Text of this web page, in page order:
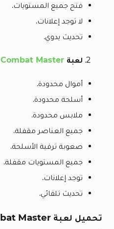
فتح جميع المستويات.
لا توجد إعلانات.
تحديث يدوي.
لعبة Combat Master
أموال محدودة.
أسلحة محدودة.
ملابس محدودة.
جميع العناصر مقفلة.
صعوبة ترقية الأسلحة.
جميع المستويات مقفلة.
توجد إعلانات.
تحديث تلقائي.